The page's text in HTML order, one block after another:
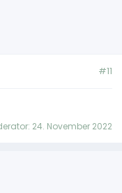
#11
24. November 2022